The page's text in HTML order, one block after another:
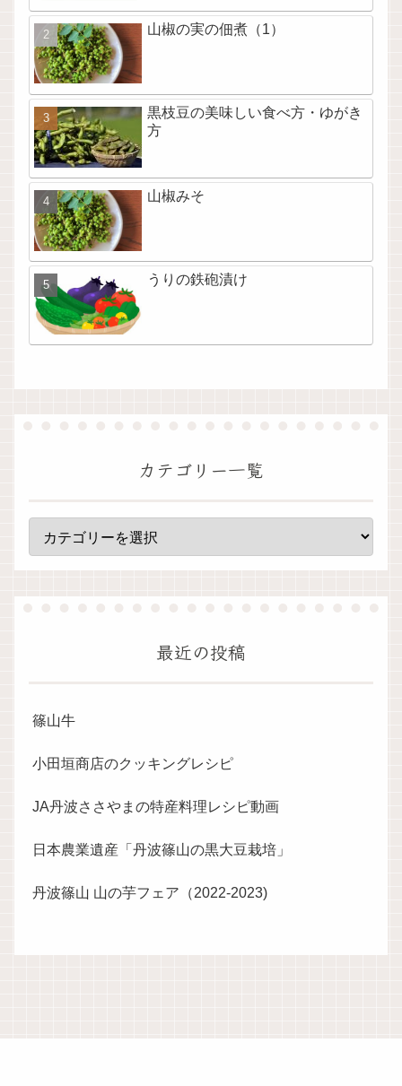
山椒の実の佃煮（1）
黒枝豆の美味しい食べ方・ゆがき
方
山椒みそ
うりの鉄砲漬け
カテゴリー一覧
最近の投稿
篠山牛
小田垣商店のクッキングレシピ
JA丹波ささやまの特産料理レシピ動画
日本農業遺産「丹波篠山の黒大豆栽培」
丹波篠山 山の芋フェア（2022-2023)